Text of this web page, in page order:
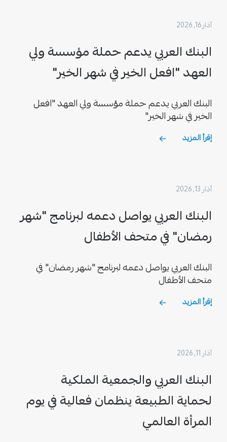
آذار 16, 2026
البنك العربي يدعم حملة مؤسسة ولي
العهد "افعل الخير في شهر الخير"
البنك العربي يدعم حملة مؤسسة ولي العهد "افعل
الخير في شهر الخير"
إقرأ المزيد
آذار 13, 2026
البنك العربي يواصل دعمه لبرنامج "شهر
رمضان" في متحف الأطفال
البنك العربي يواصل دعمه لبرنامج "شهر رمضان" في
متحف الأطفال
إقرأ المزيد
آذار 11, 2026
البنك العربي والجمعية الملكية
لحماية الطبيعة ينظمان فعالية في يوم
المرأة العالمي